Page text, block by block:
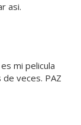
asi.
mi pelicula
veces. PAZ